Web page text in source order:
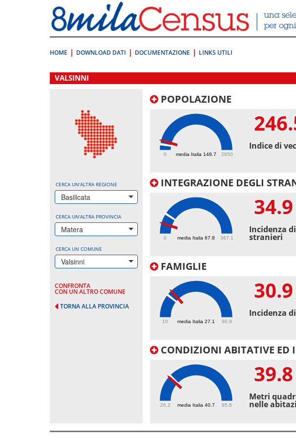
direttamente
a:
Contenuto
HOME DOWNLOAD DATI DOCUMENTAZIONE LINKS UTILI
.
VALSINNI
CERCA UN'ALTRA REGIONE
Basilicata
CERCA UN'ALTRA PROVINCIA
Matera
CERCA UN COMUNE
Valsinni
CONFRONTA
CON UN ALTRO COMUNE
TORNA ALLA PROVINCIA
POPOLAZIONE
media Italia 148.7
0 2850
Indice di
INTEGRAZIONE DEGLI
media Italia 67.8
0 367.1
34.9
Incidenza
stranieri
FAMIGLIE
media Italia 27.1
10 90.9
30.9
Incidenza
CONDIZIONI ABITATIVE ED
media Italia 40.7
26.2 85.6
39.8
Metri
nelle